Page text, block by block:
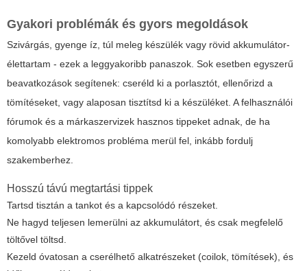
Gyakori problémák és gyors megoldások
Szivárgás, gyenge íz, túl meleg készülék vagy rövid akkumulátor-
élettartam - ezek a leggyakoribb panaszok. Sok esetben egyszerű
beavatkozások segítenek: cseréld ki a porlasztót, ellenőrizd a
tömítéseket, vagy alaposan tisztítsd ki a készüléket. A felhasználói
fórumok és a márkaszervizek hasznos tippeket adnak, de ha
komolyabb elektromos probléma merül fel, inkább fordulj
szakemberhez.
Hosszú távú megtartási tippek
Tartsd tisztán a tankot és a kapcsolódó részeket.
Ne hagyd teljesen lemerülni az akkumulátort, és csak megfelelő
töltővel töltsd.
Kezeld óvatosan a cserélhető alkatrészeket (coilok, tömítések), és